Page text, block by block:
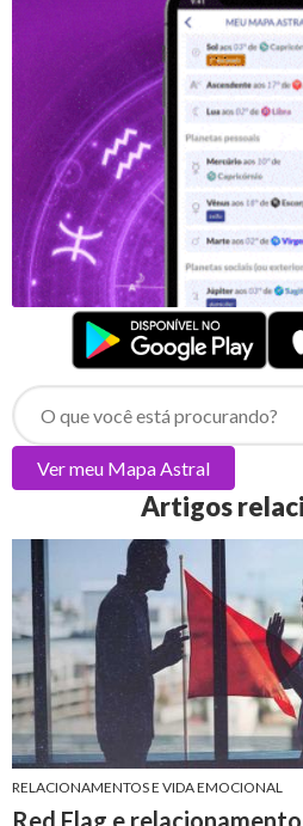
Ver meu Mapa Astral
Artigos
RELACIONAMENTOS E VIDA EMOCIONAL
Red Flag e